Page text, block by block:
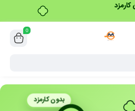
0
بدون کارمزد